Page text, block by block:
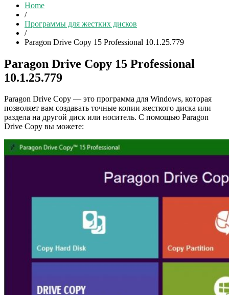
Home
/
Программы для жестких дисков
/
Paragon Drive Copy 15 Professional 10.1.25.779
Paragon Drive Copy 15 Professional
10.1.25.779
Paragon Drive Copy — это программа для Windows, которая
позволяет вам создавать точные копии жесткого диска или
раздела на другой диск или носитель. С помощью Paragon
Drive Copy вы можете: